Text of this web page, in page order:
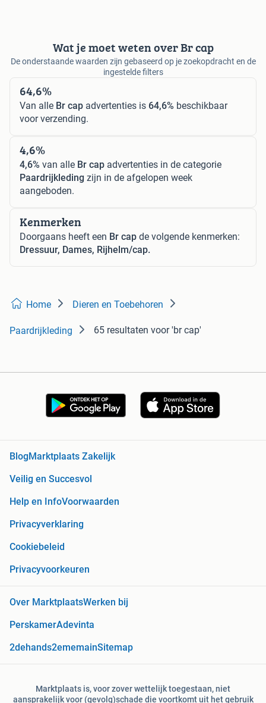
Wat je moet weten over Br cap
De onderstaande waarden zijn gebaseerd op je zoekopdracht en de
ingestelde filters
64,6%
Van alle Br cap advertenties is 64,6% beschikbaar
voor verzending.
4,6%
4,6% van alle Br cap advertenties in de categorie
Paardrijkleding zijn in de afgelopen week
aangeboden.
Kenmerken
Doorgaans heeft een Br cap de volgende kenmerken:
Dressuur, Dames, Rijhelm/cap.
Home Dieren en Toebehoren
Paardrijkleding 65 resultaten voor 'br cap'
Blog Marktplaats Zakelijk
Veilig en Succesvol
Help en InfoVoorwaarden
Privacyverklaring
Cookiebeleid
Privacyvoorkeuren
Over MarktplaatsWerken bij
PerskamerAdevinta
2dehands2ememainSitemap
Marktplaats is, voor zover wettelijk toegestaan, niet
aansprakelijk voor (gevolg)schade die voortkomt uit het gebruik